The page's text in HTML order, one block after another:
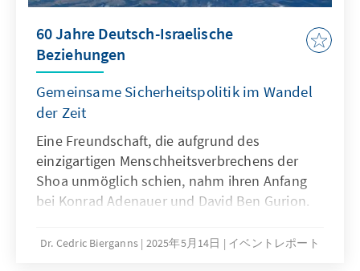
60 Jahre Deutsch-Israelische
Beziehungen
Gemeinsame Sicherheitspolitik im Wandel
der Zeit
Eine Freundschaft, die aufgrund des
einzigartigen Menschheitsverbrechens der
Shoa unmöglich schien, nahm ihren Anfang
bei Konrad Adenauer und David Ben Gurion.
Sicherheitspartnerschaft erwachsen. Sie ist
Dr. Cedric Bierganns 2025年5月14日 イベントレポート